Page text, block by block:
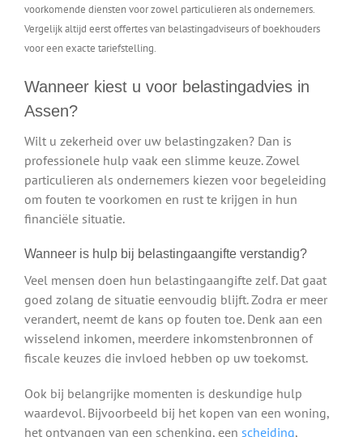
voorkomende diensten voor zowel particulieren als ondernemers.
Vergelijk altijd eerst offertes van belastingadviseurs of boekhouders
voor een exacte tariefstelling.
Wanneer kiest u voor belastingadvies in
Assen?
Wilt u zekerheid over uw belastingzaken? Dan is
professionele hulp vaak een slimme keuze. Zowel
particulieren als ondernemers kiezen voor begeleiding
om fouten te voorkomen en rust te krijgen in hun
financiële situatie.
Wanneer is hulp bij belastingaangifte verstandig?
Veel mensen doen hun belastingaangifte zelf. Dat gaat
goed zolang de situatie eenvoudig blijft. Zodra er meer
verandert, neemt de kans op fouten toe. Denk aan een
wisselend inkomen, meerdere inkomstenbronnen of
fiscale keuzes die invloed hebben op uw toekomst.
Ook bij belangrijke momenten is deskundige hulp
waardevol. Bijvoorbeeld bij het kopen van een woning,
het ontvangen van een schenking, een scheiding,